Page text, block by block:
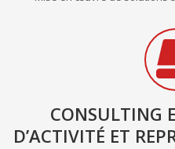
CONSULTING
D’ACTIVITÉ ET